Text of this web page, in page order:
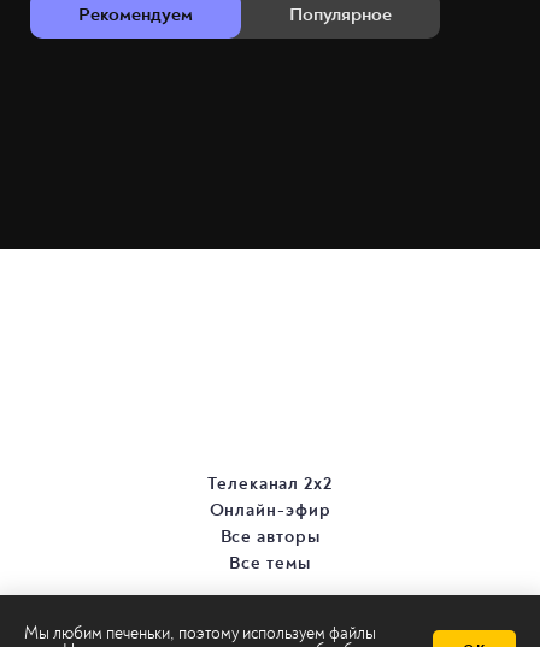
Рекомендуем Популярное
Мы любим печеньки, поэтому используем файлы
Телеканал 2х2
Онлайн-эфир
Все авторы
Все темы